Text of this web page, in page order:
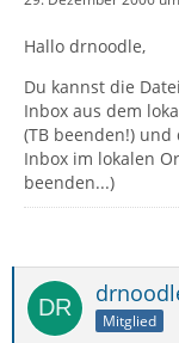
Hallo drnoodle,
Du kannst die
Inbox aus dem
(TB beenden!)
Inbox im lokalen
beenden...)
Mitglied